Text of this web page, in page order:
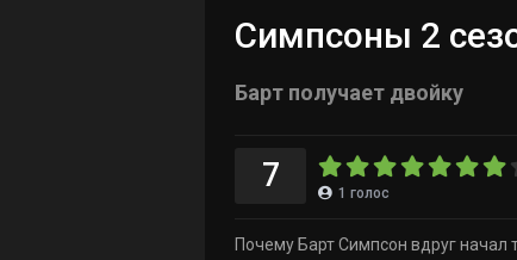
Симпсоны 2
Барт получает двойку
7 1 голос
Почему Барт Симпсон вдруг начал